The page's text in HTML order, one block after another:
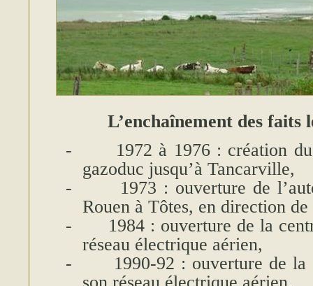
L’enchaînement des faits
-
1972 à 1976 : création
gazoduc jusqu’à Tancarville,
-
1973 : ouverture de
Rouen à Tôtes, en direction
-
1984 : ouverture de la
réseau électrique aérien,
-
1990-92 : ouverture de
son réseau électrique aérien,